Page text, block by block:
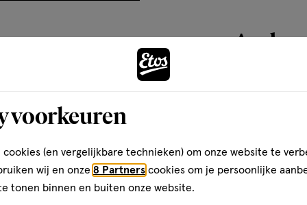
artikel
beoordelen
Hiermee
open
je
een
vragenformulier.
artikel
beoordelen
Hiermee
open
vragenformulier.
artikel
beoordelen
Hiermee
open
je
een
vragenformulier.
op Recentste
voorkeuren
cookies (en vergelijkbare technieken) om onze website te
wij en onze 8 Partners cookies om je persoonlijke
tonen binnen en buiten onze website.